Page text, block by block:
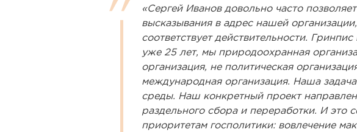
«Сергей Иванов довольно часто
высказывания в адрес нашей
соответствует действительности.
уже 25 лет, мы природоохранная
организация, не политическая
международная организация. Наша
среды. Наш конкретный проект
раздельного сбора и переработки. И это
приоритетам госполитики: вовлечение